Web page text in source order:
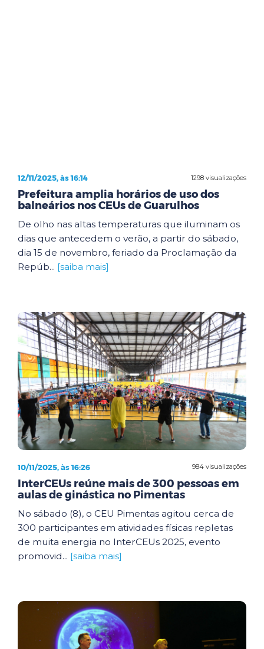
1298 visualizações
12/11/2025, às 16:14
Prefeitura amplia horários de uso dos
balneários nos CEUs de Guarulhos
De olho nas altas temperaturas que iluminam os
dias que antecedem o verão, a partir do sábado,
dia 15 de novembro, feriado da Proclamação da
Repúb... [saiba mais]
984 visualizações
10/11/2025, às 16:26
InterCEUs reúne mais de 300 pessoas em
aulas de ginástica no Pimentas
No sábado (8), o CEU Pimentas agitou cerca de
300 participantes em atividades físicas repletas
de muita energia no InterCEUs 2025, evento
promovid... [saiba mais]